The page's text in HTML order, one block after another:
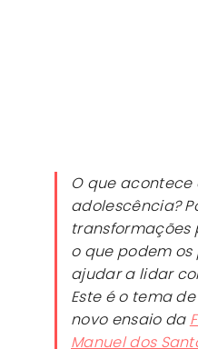
O que
adolescência?
transformações
o que podem
ajudar a lidar
Este é o tema de
novo ensaio da
Manuel dos